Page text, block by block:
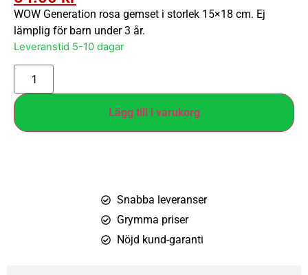
WOW Generation rosa gemset i storlek 15×18 cm. Ej
lämplig för barn under 3 år.
Leveranstid 5-10 dagar
Lägg till i varukorg
Snabba leveranser
Grymma priser
Nöjd kund-garanti